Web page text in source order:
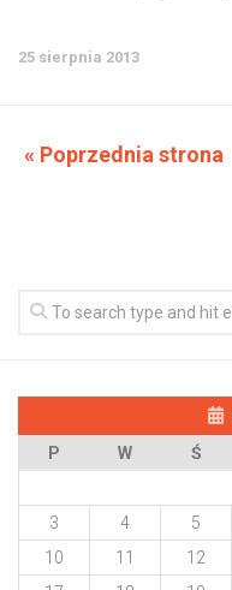
25 sierpnia 2013
« Poprzednia strona
P
W Ś
3
4 5
10
11 12